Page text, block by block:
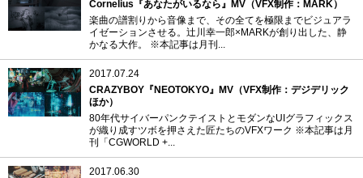
Cornelius『あなたがいるなら』MV（VFX制作：MARK）
楽曲の譜割りから音像まで、その全てを極限までビジュアラ
イゼーションさせる。辻川幸一郎×MARKが創り出した、静
かなる大作。 ※本記事は月刊...
2017.07.24
CRAZYBOY『NEOTOKYO』MV（VFX制作：デジデリック
ほか）
80年代サイバーパンクテイストとモダンなUIグラフィックス
が織り成すツボを押さえた匠たちのVFXワーク ※本記事は月
刊「CGWORLD +...
2017.06.30